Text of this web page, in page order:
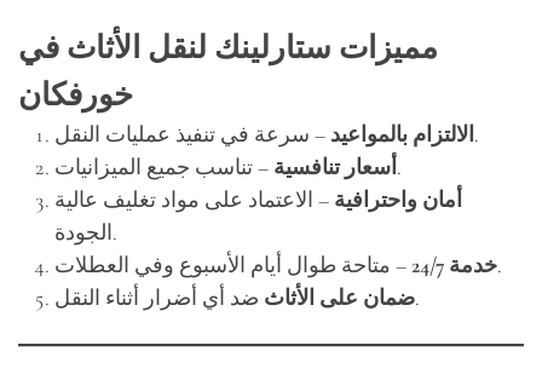
مميزات ستارلينك لنقل الأثاث في
خورفكان
الالتزام بالمواعيد – سرعة في تنفيذ عمليات النقل.
أسعار تنافسية– تناسب جميع الميزانيات.
أمان واحترافية – الاعتماد على مواد تغليف عالية
الجودة.
خدمة 24/7– متاحة طوال أيام الأسبوع وفي العطلات.
ضمان على الأثاثضد أي أضرار أثناء النقل.